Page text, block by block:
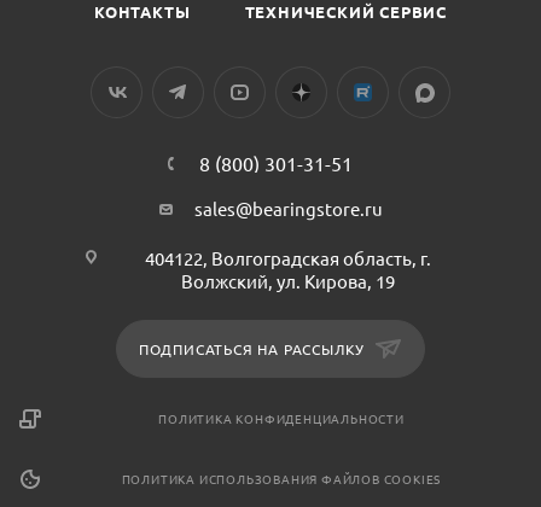
КОНТАКТЫ ТЕХНИЧЕСКИЙ СЕРВИС
8 (800) 301-31-51
sales@bearingstore.ru
404122, Волгоградская область, г.
Волжский, ул. Кирова, 19
ПОДПИСАТЬСЯ НА РАССЫЛКУ
ПОЛИТИКА КОНФИДЕНЦИАЛЬНОСТИ
ПОЛИТИКА ИСПОЛЬЗОВАНИЯ ФАЙЛОВ COOKIES